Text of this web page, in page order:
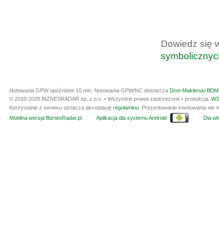
Dowiedz się
Notowania GPW opóźnione 15 min. Notowania GPW/NC dostarcza Dom Maklerski
© 2010-2026 BIZNESRADAR sp. z o.o. • Wszystkie prawa zastrzeżone • produkcja:
Korzystanie z serwisu oznacza akceptację regulaminu. Prezentowanie kwotowania nie
Mobilna wersja BiznesRadar.pl
Aplikacja dla systemu Android Dla